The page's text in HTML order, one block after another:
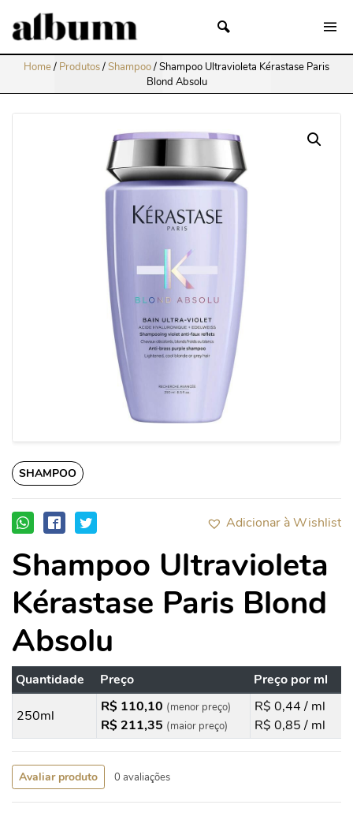
Home/ Produtos/Shampoo/Shampoo Ultravioleta Kérastase Paris
Blond Absolu
SHAMPOO
Adicionar à Wishlist
Shampoo Ultravioleta
Kérastase Paris Blond
Absolu
Quantidade Preço Preço por ml
250ml
R$ 110,10 (menor preço)
R$ 211,35 (maior preço)
R$ 0,44 / ml
R$ 0,85 / ml
Avaliar produto 0 avaliações